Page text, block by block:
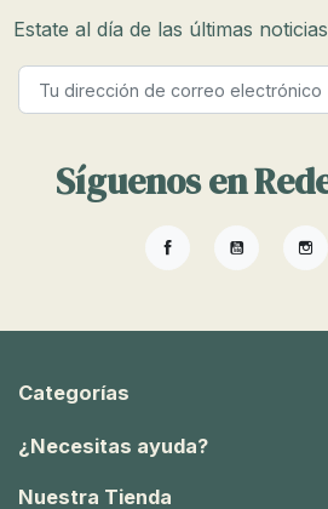
Estate al día de las últimas
Síguenos en
FacebookYouTube
Categorías
¿Necesitas ayuda?
Nuestra Tienda